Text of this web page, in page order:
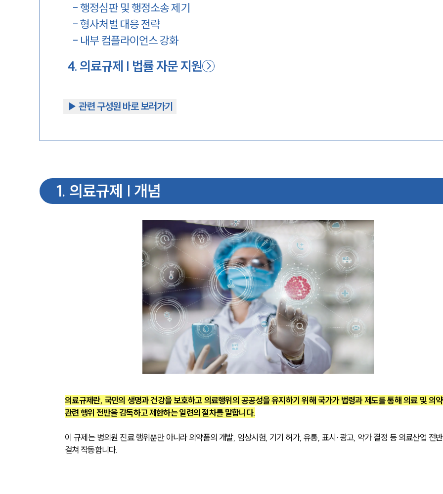
-행정심판 및 행정소송 제기
-형사처벌 대응 전략
- 내부 컴플라이언스 강화
4. 의료규제 | 법률 자문 지원
▶︎ 관련 구성원 바로 보러가기
1. 의료규제 | 개념
의료규제란, 국민의 생명과 건강을 보호하고 의료행위의 공공성을 유지하기 위해 국가가 법령과 제도를 통해 의료 및 의
관련 행위 전반을 감독하고 제한하는 일련의 절차를 말합니다.
이 규제는 병의원 진료 행위뿐만 아니라 의약품의 개발, 임상시험, 기기 허가, 유통, 표시·광고, 약가 결정 등 의료산업 전
걸쳐 작동합니다.